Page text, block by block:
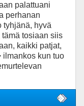
palattuani
perhanan
tyhjänä, hyvä
tosiaan siis
kaikki patjat,
ilmankos kun tuo